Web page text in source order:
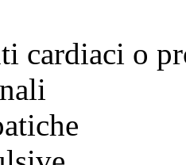
cardiaci o